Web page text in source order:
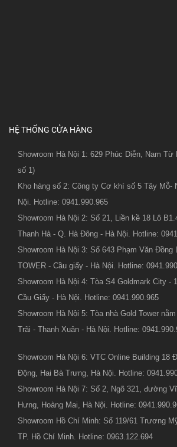
HỆ THỐNG CỬA HÀNG
Showroom Hà Nội 1: 629 Phúc Diễn, Nam Từ
số 1)
Kho hàng số 2: Công ty Cơ khí số 5 Tây Mỗ-
Nội. Hotline: 0941.990.965
Showroom Hà Nội 2: Số 21, Liền kề 18 Lô
Thanh Hà - Q. Hà Đông - Hà Nội. Hotline:
Showroom Hà Nội 3: Số 643 Phạm Văn Đồng
TOWER - Cầu giấy - Hà Nội. Hotline:
Showroom Hà Nội 4: Tòa S4 Goldmark City -
Cầu Giấy - Hà Nội. Hotline: 0941.990.965
Showroom Hà Nội 5: Tòa nhà Gold Tower
Trãi - Thanh Xuân - Hà Nội. Hotline:
Showroom Hà Nội 6: VTC Online Building 18
Động, Hai Bà Trưng, Hà Nội. Hotline:
Showroom Hà Nội 7: Số 2, Ngõ 321, đường
Hưng, Hoàng Mai, Hà Nội. Hotline:
Showroom Hồ Chí Minh: Số 119/61 Trương
TP. Hồ Chí Minh. Hotline: 0963.122.694